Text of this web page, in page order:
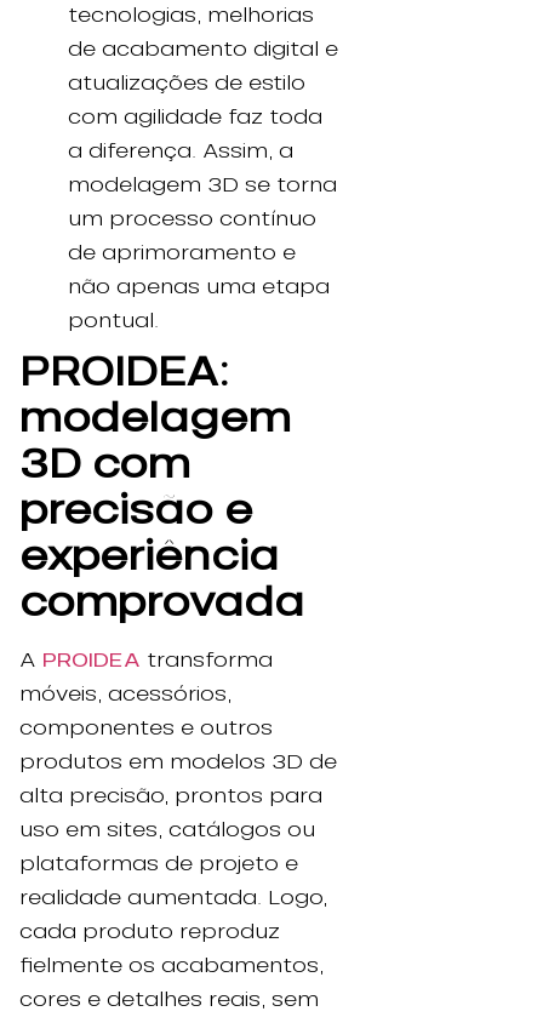
tecnologias, melhorias
de acabamento digital e
atualizações de estilo
com agilidade faz toda
a diferença. Assim, a
modelagem 3D se torna
um processo contínuo
de aprimoramento e
não apenas uma etapa
pontual.
PROIDEA:
modelagem
3D com
precisão e
experiência
comprovada
A PROIDEA transforma
móveis, acessórios,
componentes e outros
produtos em modelos 3D de
alta precisão, prontos para
uso em sites, catálogos ou
plataformas de projeto e
realidade aumentada. Logo,
cada produto reproduz
fielmente os acabamentos,
cores e detalhes reais, sem